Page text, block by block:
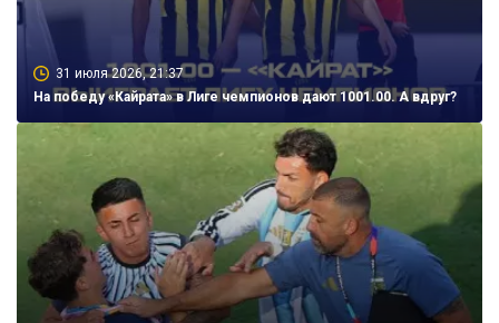
31 июля 2026, 21:37
На победу «Кайрата» в Лиге чемпионов дают 1001.00. А вдруг?